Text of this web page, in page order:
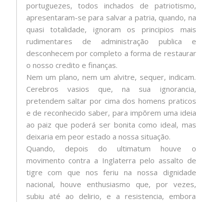
portuguezes, todos inchados de patriotismo,
apresentaram-se para salvar a patria, quando, na
quasi totalidade, ignoram os principios mais
rudimentares de administração publica e
desconhecem por completo a forma de restaurar
o nosso credito e finanças.
Nem um plano, nem um alvitre, sequer, indicam.
Cerebros vasios que, na sua ignorancia,
pretendem saltar por cima dos homens praticos
e de reconhecido saber, para impõrem uma ideia
ao paiz que poderá ser bonita como ideal, mas
deixaria em peor estado a nossa situação.
Quando, depois do ultimatum houve o
movimento contra a Inglaterra pelo assalto de
tigre com que nos feriu na nossa dignidade
nacional, houve enthusiasmo que, por vezes,
subiu até ao delirio, e a resistencia, embora